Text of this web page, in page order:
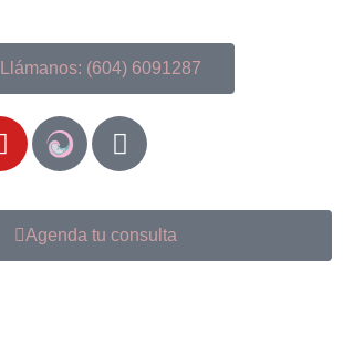
Llámanos: (604) 6091287
Agenda tu consulta